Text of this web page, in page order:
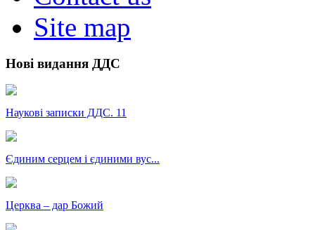
Site map
Нові видання ДДС
Наукові записки ДДС. 11
Єдиним серцем і єдиними вус...
Церква – дар Божий